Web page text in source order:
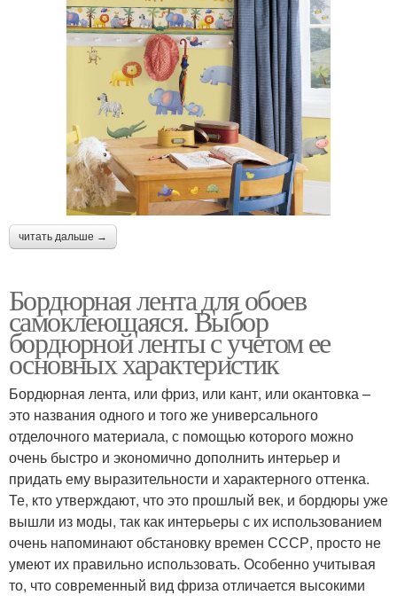
читать дальше →
Бордюрная лента для обоев
самоклеющаяся. Выбор
бордюрной ленты с учетом ее
основных характеристик
Бордюрная лента, или фриз, или кант, или окантовка –
это названия одного и того же универсального
отделочного материала, с помощью которого можно
очень быстро и экономично дополнить интерьер и
придать ему выразительности и характерного оттенка.
Те, кто утверждают, что это прошлый век, и бордюры уже
вышли из моды, так как интерьеры с их использованием
очень напоминают обстановку времен СССР, просто не
умеют их правильно использовать. Особенно учитывая
то, что современный вид фриза отличается высокими